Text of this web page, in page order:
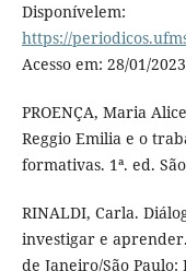
Disponívelem:
https://
Acesso em: 28/01/
PROENÇA, Maria
Reggio Emilia e o
formativas. 1ª. ed.
RINALDI, Carla.
investigar e
de Janeiro/São Paulo: